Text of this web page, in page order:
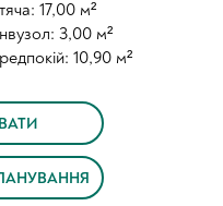
17,00 м²
3,00 м²
10,90 м²